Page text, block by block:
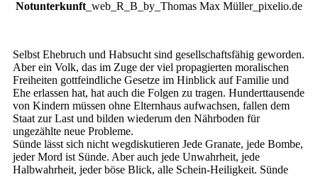
Notunterkunft _web_R_B_by_Thomas Max Müller_pixelio.de
Selbst Ehebruch und Habsucht sind gesellschaftsfähig geworden.
Aber ein Volk, das im Zuge der viel propagierten moralischen
Freiheiten gottfeindliche Gesetze im Hinblick auf Familie und
Ehe erlassen hat, hat auch die Folgen zu tragen. Hunderttausende
von Kindern müssen ohne Elternhaus aufwachsen, fallen dem
Staat zur Last und bilden wiederum den Nährboden für
ungezählte neue Probleme.
Sünde lässt sich nicht wegdiskutieren Jede Granate, jede Bombe,
jeder Mord ist Sünde. Aber auch jede Unwahrheit, jede
Halbwahrheit, jeder böse Blick, alle Schein-Heiligkeit. Sünde